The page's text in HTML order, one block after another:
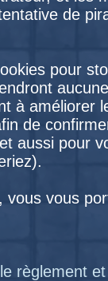
de
pour
à améliorer
de
aussi pour
vous vous
règlement